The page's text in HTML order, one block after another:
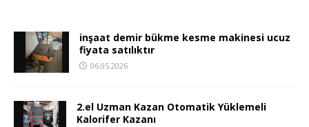
inşaat demir bükme kesme makinesi ucuz
fiyata satılıktır
06.05.2026
2.el Uzman Kazan Otomatik Yüklemeli
Kalorifer Kazanı